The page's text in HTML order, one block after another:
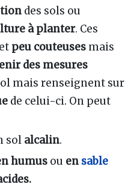
des sols ou
à planter. Ces
et peu couteuses mais
des mesures
mais renseignent sur
de celui-ci. On peut
sol alcalin.
humus ou en sable